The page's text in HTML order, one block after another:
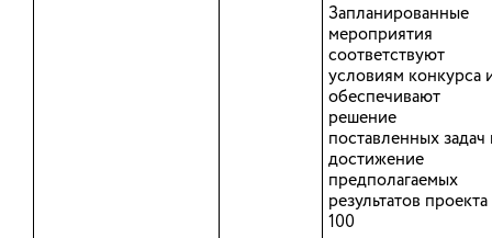
Запланированные
мероприятия
соответствуют
условиям конкурса
обеспечивают
решение
поставленных задач
достижение
предполагаемых
результатов
100
Региональный портал
государственных и
муниципальных услуг
(функций) Ивановской
области
Внедрение стандарта
развития конкуренции в
Ивановской области
Портал